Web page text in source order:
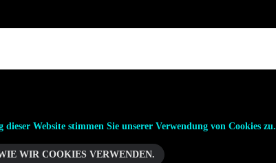
Website stimmen Sie unserer Verwendung von Cookies zu.
WIR COOKIES VERWENDEN.